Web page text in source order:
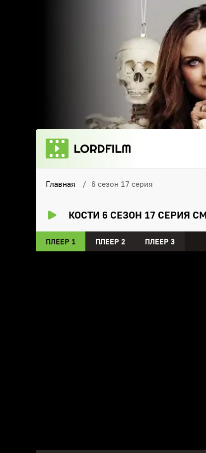
Главная 6 сезон 17 серия
КОСТИ 6 СЕЗОН 17 СЕРИЯ
ПЛЕЕР 1 ПЛЕЕР 2 ПЛЕЕР 3